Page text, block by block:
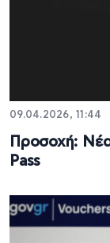
09.04.2026, 11:44
Προσοχή:
Pass